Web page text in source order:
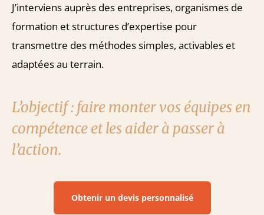
J’interviens auprès des entreprises, organismes de
formation et structures d’expertise pour
transmettre des méthodes simples, activables et
adaptées au terrain.
L’objectif : faire monter vos équipes en
compétence et les aider à passer à
l’action.
Obtenir un devis personnalisé